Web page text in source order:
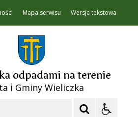
Mapa serwisu Wersja tekstowa
odpadami na terenie
i Gminy Wieliczka